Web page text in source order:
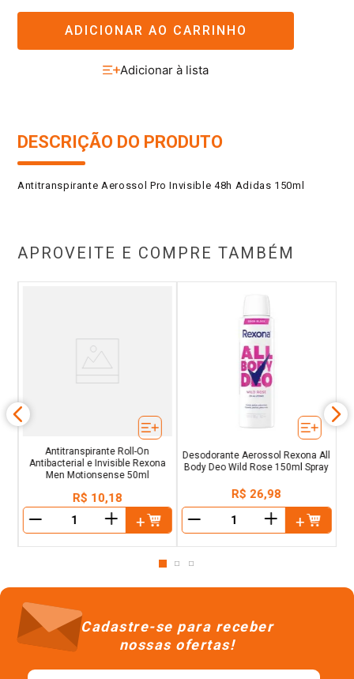
ADICIONAR AO CARRINHO
DESCRIÇÃO DO PRODUTO
Antitranspirante Aerossol Pro Invisible 48h Adidas 150ml
APROVEITE E COMPRE TAMBÉM
Antitranspirante Roll-On
Antibacterial e Invisible Rexona
Men Motionsense 50ml
R$ 10,18
＋
Desodorante Aerossol Rexona All
Body Deo Wild Rose 150ml Spray
R$ 26,98
＋
Cadastre-se para receber
nossas ofertas!